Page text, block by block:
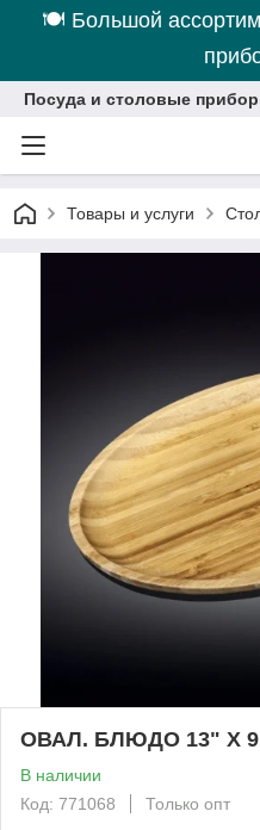
🍽 Большой
Посуда и столовые
Товары и услуги
ОВАЛ. БЛЮДО 13" X 9"
В наличии
Код: 771068
Только опт